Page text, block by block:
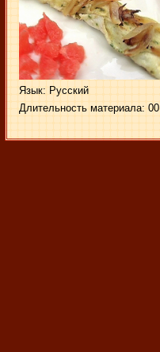
Язык: Русский
Длительность материала: